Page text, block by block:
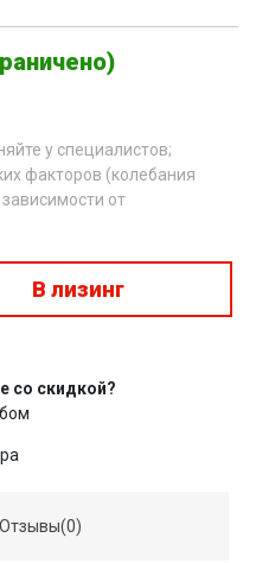
у специалистов;
факторов (колебания
от
В лизинг
со скидкой?
Отзывы(0)